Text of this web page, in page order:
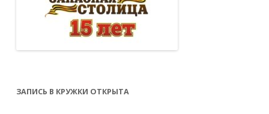
ЗАПИСЬ В КРУЖКИ ОТКРЫТА